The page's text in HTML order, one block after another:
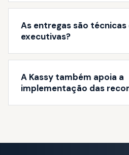
As entregas são técnicas
executivas?
A Kassy também apoia a
implementação das